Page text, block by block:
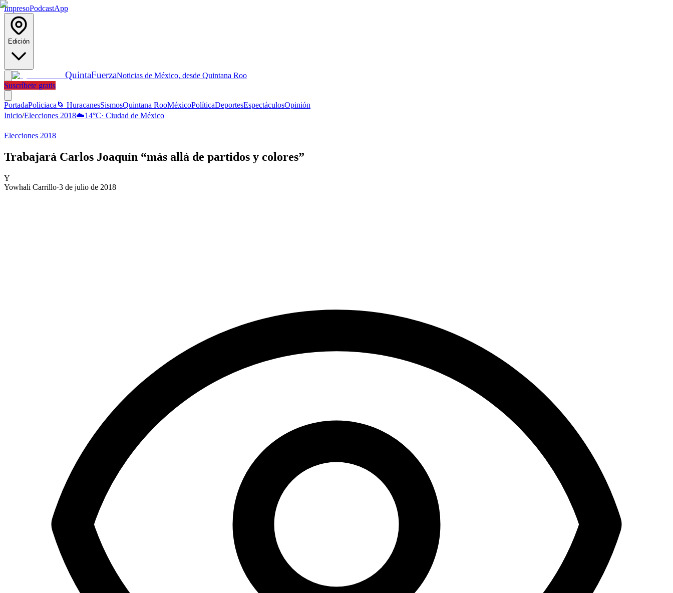
ImpresoPodcastApp
Edición
QuintaFuerzaNoticias de México, desde Quintana Roo
Suscríbete gratis
PortadaPoliciaca 🌀 HuracanesSismosQuintana RooMéxicoPolíticaDeportesEspectáculosOpinión
Inicio/Elecciones 2018☁️14°C· Ciudad de México
Elecciones 2018
Trabajará Carlos Joaquín “más allá de partidos y colores”
Y
Yowhali Carrillo·3 de julio de 2018